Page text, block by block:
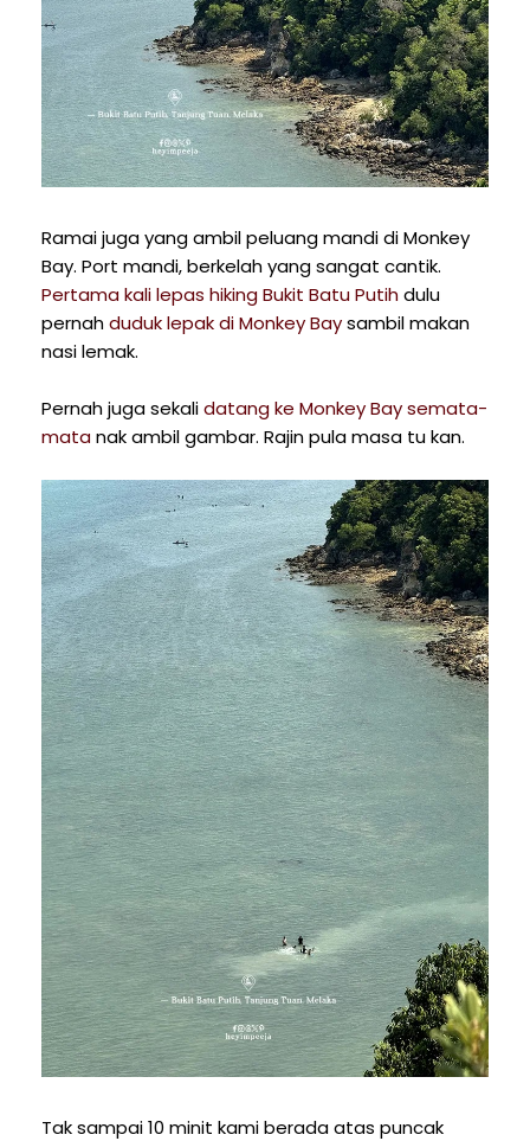
Ramai juga yang ambil peluang mandi di Monkey
Bay. Port mandi, berkelah yang sangat cantik.
Pertama kali lepas hiking Bukit Batu Putihdulu
pernahduduk lepak di Monkey Baysambil makan
nasi lemak.
Pernah juga sekalidatang ke Monkey Bay semata-
matanak ambil gambar. Rajin pula masa tu kan.
Tak sampai 10 minit kami berada atas puncak